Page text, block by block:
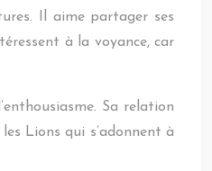
Il aime partager ses
à la voyance, car
Sa relation
Lions qui s’adonnent à